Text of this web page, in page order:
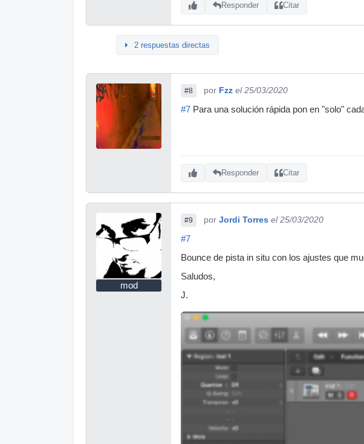
Responder Citar
2 respuestas directas
#8 por Fzz el 25/03/2020
#7 Para una solución rápida pon en "solo"
Responder Citar
mod
#9 por Jordi Torres el 25/03/2020
#7
Bounce de pista in situ con los ajustes que
Saludos,
J.